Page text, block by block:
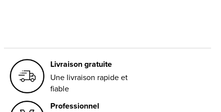
Livraison gratuite
Une livraison rapide et
fiable
Professionnel